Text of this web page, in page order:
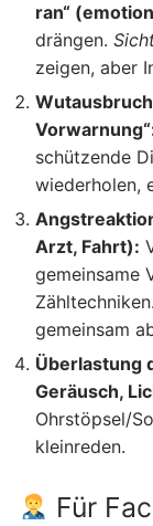
ran“
drängen.
zeigen, aber
schützende
wiederholen,
Arzt, Fahrt):
gemeinsame
gemeinsam
Überlastung
Geräusch,
Ohrstöpsel/
kleinreden.
Für